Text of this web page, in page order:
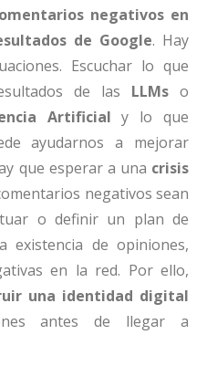
negativos en
de Google. Hay
Escuchar lo que
de las LLMso
Artificial y lo que
ayudarnos a mejorar
que esperar a una crisis
negativos sean
o definir un plan de
existencia de opiniones,
en la red. Por ello,
una identidad digital
antes de llegar a